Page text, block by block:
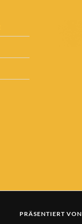
PRÄSENTIERT VON